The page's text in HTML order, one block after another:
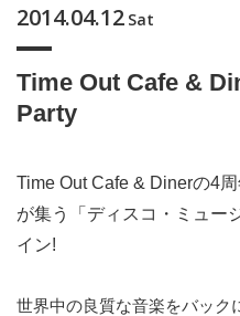
2014.04.12 Sat
Time Out Cafe &
Party
Time Out Cafe & Dinerの4
が集う「ディスコ・ミュー
イン!
世界中の良質な音楽をバック